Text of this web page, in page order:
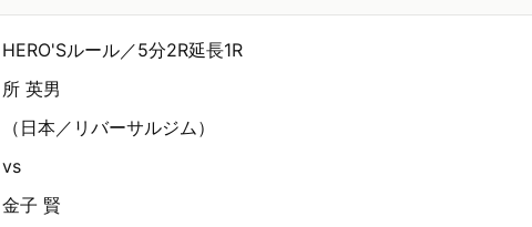
HERO'Sルール／5分2R延長1R
所 英男
（日本／リバーサルジム）
vs
金子 賢